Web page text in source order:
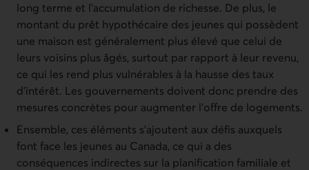
long terme et l’accumulation de richesse. De plus, le
montant du prêt hypothécaire des jeunes qui possèdent
une maison est généralement plus élevé que celui de
leurs voisins plus âgés, surtout par rapport à leur revenu,
ce qui les rend plus vulnérables à la hausse des taux
d’intérêt. Les gouvernements doivent donc prendre des
mesures concrètes pour augmenter l’offre de logements.
Ensemble, ces éléments s’ajoutent aux défis auxquels
font face les jeunes au Canada, ce qui a des
conséquences indirectes sur la planification familiale et